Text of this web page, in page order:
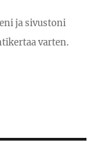
ja sivustoni
varten.